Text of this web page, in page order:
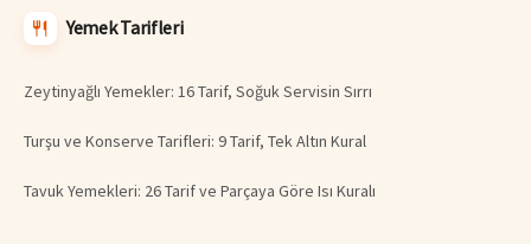
Yemek Tarifleri
Zeytinyağlı Yemekler: 16 Tarif, Soğuk Servisin Sırrı
Turşu ve Konserve Tarifleri: 9 Tarif, Tek Altın Kural
Tavuk Yemekleri: 26 Tarif ve Parçaya Göre Isı Kuralı